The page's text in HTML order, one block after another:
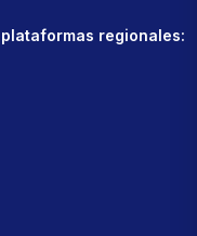
regionales: